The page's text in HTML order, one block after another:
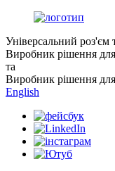
Універсальний роз'єм
Виробник рішення
та
Виробник рішення
English